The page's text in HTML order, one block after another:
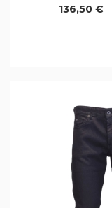
136,50 €